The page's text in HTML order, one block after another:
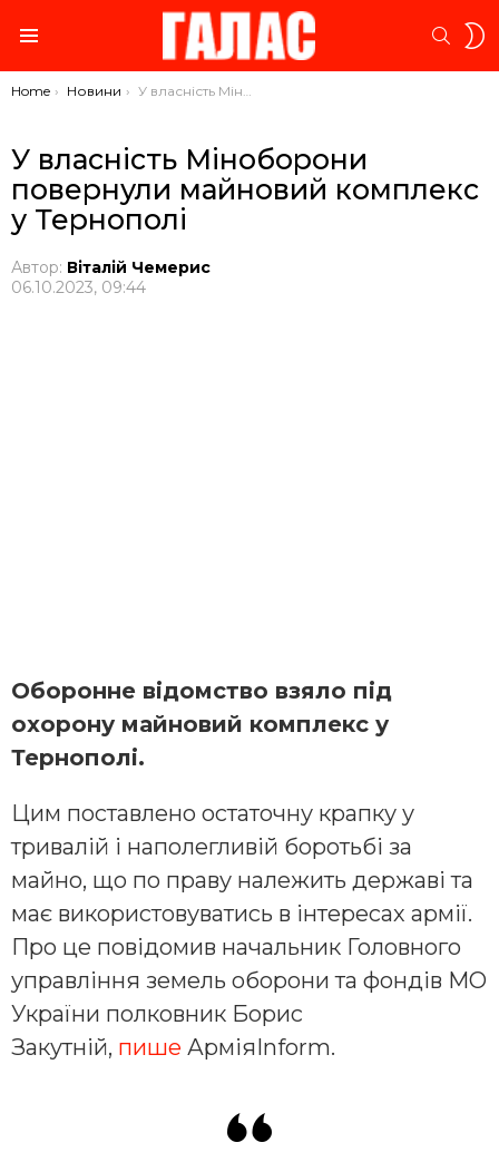
You are here:
Home Новини У власність Міноборони повернули майновий комплекс у Тернополі
У власність Міноборони
повернули майновий комплекс
у Тернополі
Автор: Віталій Чемерис
06.10.2023, 09:44
Оборонне відомство взяло під
охорону майновий комплекс у
Тернополі.
Цим поставлено остаточну крапку у
тривалій і наполегливій боротьбі за
майно, що по праву належить державі та
має використовуватись в інтересах армії.
Про це повідомив начальник Головного
управління земель оборони та фондів МО
України полковник Борис
Закутній, пише АрміяInform.